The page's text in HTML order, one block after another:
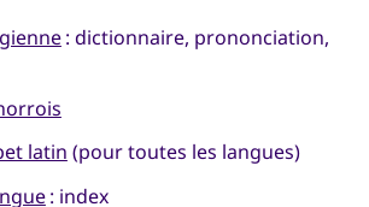
: dictionnaire, prononciation,
latin (pour toutes les langues)
: index